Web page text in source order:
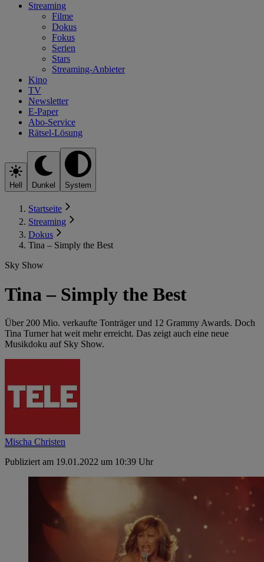
Streaming
Filme
Dokus
Fokus
Serien
Stars
Streaming-Anbieter
Kino
TV
Newsletter
E-Paper
Abo-Service
Rätsel-Lösung
Hell Dunkel System
Startseite
Streaming
Dokus
Tina – Simply the Best
Sky Show
Tina – Simply the Best
Über 200 Mio. verkaufte Tonträger und 12 Grammy Awards. Doch
Tina Turner hat weit mehr erreicht. Das zeigt auch eine neue
Musikdoku auf Sky Show.
Mischa Christen
Publiziert am 19.01.2022 um 10:39 Uhr